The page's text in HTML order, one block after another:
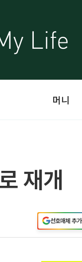
머니
재개
선호매체 추가